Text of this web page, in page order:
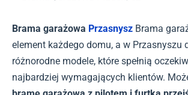
Brama garażowa Przasnysz Brama
element każdego domu, a w Przasnyszu
różnorodne modele, które spełnią
najbardziej wymagających klientów.